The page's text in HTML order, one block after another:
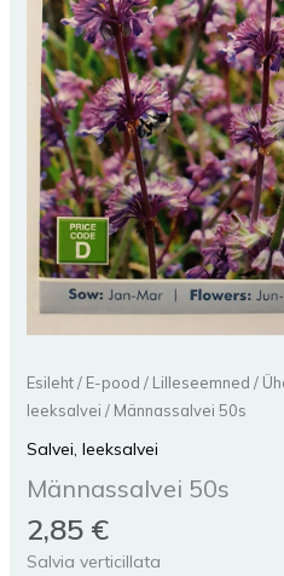
Esileht/ E-pood / Lilleseemned /
leeksalvei / Männassalvei 50s
Salvei, leeksalvei
Männassalvei 50s
2,85 €
Salvia verticillata